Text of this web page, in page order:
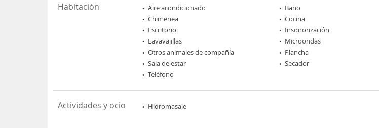
Habitación Aire acondicionado Baño
Chimenea
Cocina
Escritorio
Insonorización
Lavavajillas
Microondas
Otros animales de compañía
Plancha
Sala de estar
Secador
Teléfono
Actividades y ocio Hidromasaje